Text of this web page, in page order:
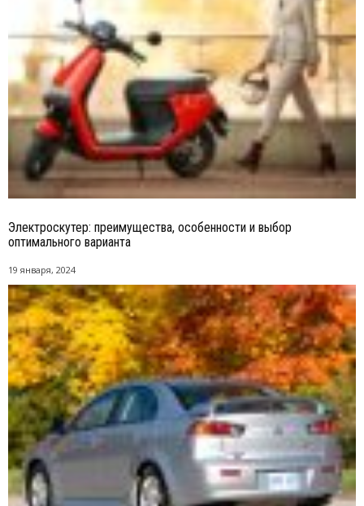
Электроскутер: преимущества, особенности и выбор
оптимального варианта
19 января, 2024